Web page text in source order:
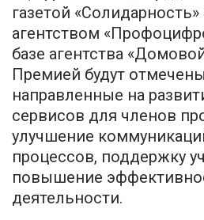
газетой
агентством
базе агентства
Премией будут
направленные на
сервисов для членов
улучшение
процессов, поддержку
повышение
деятельности.